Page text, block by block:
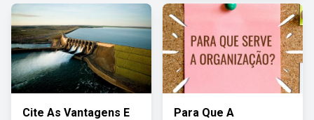
Cite As Vantagens E Para Que A